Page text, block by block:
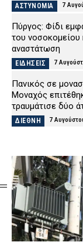
ΑΣΤΥΝΟΜΙΑ 7
Πύργος: Φίδι
του νοσοκομείου
αναστάτωση
ΕΙΔΗΣΕΙΣ 7
Πανικός σε
Μοναχός
τραυμάτισε δύο
ΔΙΕΘΝΗ 7
πολυκατοικία
ΕΙΔΗΣΕΙΣ 7
Νέα Αγχίαλος:
κοιτώντας την
Καταδικάστηκε
ΔΙΚΑΙΟΣΥΝΗ 7